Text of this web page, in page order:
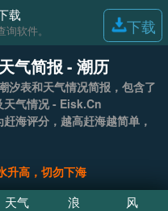
载
软件。 下载
气简报 - 潮历
天气情况 - Eisk.Cn
海评分，越高赶海越简单，
升高，切勿下海
天气 浪 风